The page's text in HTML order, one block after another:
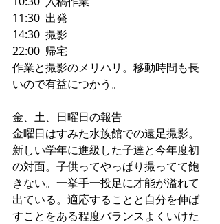
11:30  出発
14:30  撮影
22:00  帰宅
作業と撮影のメリハリ。移動時間も長
いので有益につかう。
金、土、日曜日の報告
金曜日はすみた水族館での遠足撮影。
新しい学年に進級した子達と今年度初
の対面。子供ってやっぱり撮ってて飽
きない。一挙手一投足に才能が溢れて
出ている。適応することと自分を伸ば
すことをある程度バランスよくいけた